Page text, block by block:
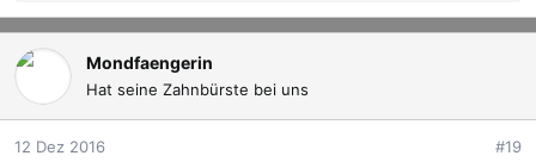
e
a
k
n
Mondfaengerin
Hat seine Zahnbürste bei uns
12 Dez 2016 #19